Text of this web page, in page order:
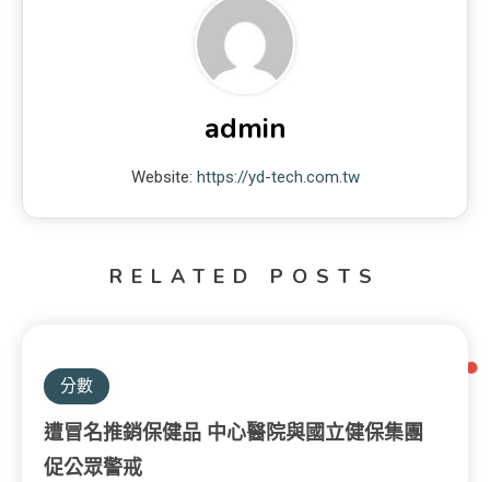
admin
Website: https://yd-tech.com.tw
RELATED POSTS
分數
遭冒名推銷保健品 中心醫院與國立健保集團
促公眾警戒